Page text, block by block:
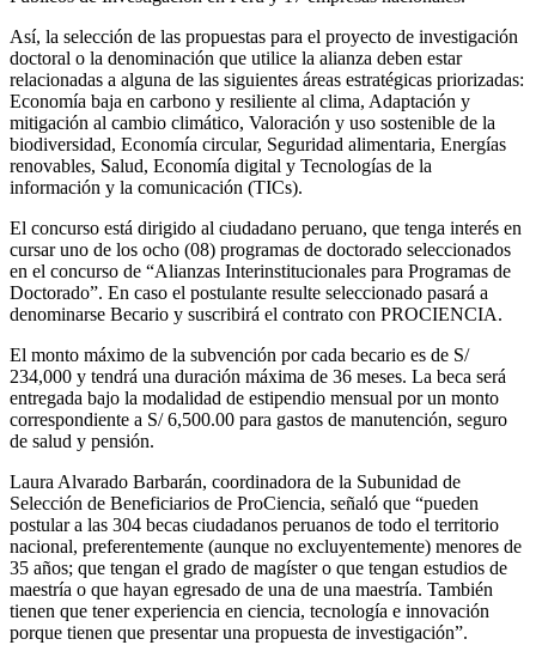
Así, la selección de las propuestas para el proyecto de investigación
doctoral o la denominación que utilice la alianza deben estar
relacionadas a alguna de las siguientes áreas estratégicas priorizadas:
Economía baja en carbono y resiliente al clima, Adaptación y
mitigación al cambio climático, Valoración y uso sostenible de la
biodiversidad, Economía circular, Seguridad alimentaria, Energías
renovables, Salud, Economía digital y Tecnologías de la
información y la comunicación (TICs).
El concurso está dirigido al ciudadano peruano, que tenga interés en
cursar uno de los ocho (08) programas de doctorado seleccionados
en el concurso de “Alianzas Interinstitucionales para Programas de
Doctorado”. En caso el postulante resulte seleccionado pasará a
denominarse Becario y suscribirá el contrato con PROCIENCIA.
El monto máximo de la subvención por cada becario es de S/
234,000 y tendrá una duración máxima de 36 meses. La beca será
entregada bajo la modalidad de estipendio mensual por un monto
correspondiente a S/ 6,500.00 para gastos de manutención, seguro
de salud y pensión.
Laura Alvarado Barbarán, coordinadora de la Subunidad de
Selección de Beneficiarios de ProCiencia, señaló que “pueden
postular a las 304 becas ciudadanos peruanos de todo el territorio
nacional, preferentemente (aunque no excluyentemente) menores de
35 años; que tengan el grado de magíster o que tengan estudios de
maestría o que hayan egresado de una de una maestría. También
tienen que tener experiencia en ciencia, tecnología e innovación
porque tienen que presentar una propuesta de investigación”.